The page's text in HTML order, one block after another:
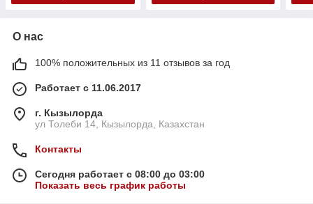
О нас
100% положительных из 11 отзывов за год
Работает с 11.06.2017
г. Кызылорда
ул Толеби 14, Кызылорда, Казахстан
Контакты
Сегодня работает с 08:00 до 03:00
Показать весь график работы